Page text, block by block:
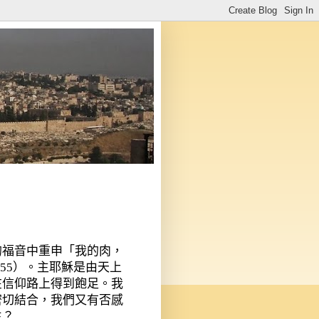
音中重申「我的肉，
）。主耶穌是由天上
仰路上得到飽足。我
結合，我們又有否感